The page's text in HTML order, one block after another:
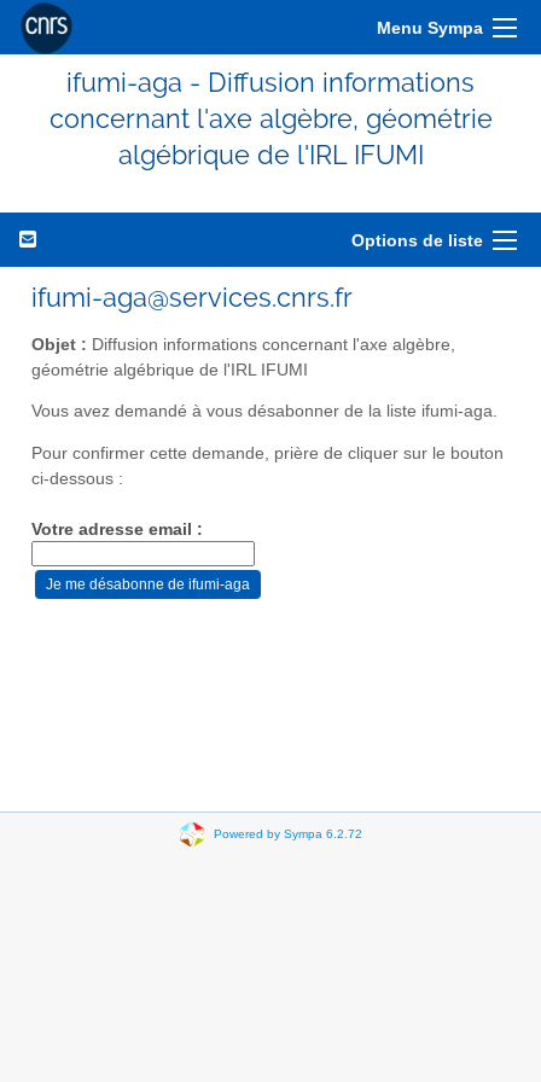
Menu Sympa
ifumi-aga - Diffusion informations
concernant l'axe algèbre, géométrie
algébrique de l'IRL IFUMI
Options de liste
ifumi-aga@services.cnrs.fr
Objet : Diffusion informations concernant l'axe algèbre,
géométrie algébrique de l'IRL IFUMI
Vous avez demandé à vous désabonner de la liste ifumi-aga.
Pour confirmer cette demande, prière de cliquer sur le bouton
ci-dessous :
Votre adresse email :
Powered by Sympa 6.2.72